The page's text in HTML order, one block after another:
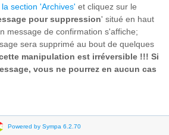
section 'Archives' et cliquez sur le
pour suppression' situé en haut
message de confirmation s'affiche;
sera supprimé au bout de quelques
manipulation est irréversible !!! Si
vous ne pourrez en aucun cas
Powered by Sympa 6.2.70